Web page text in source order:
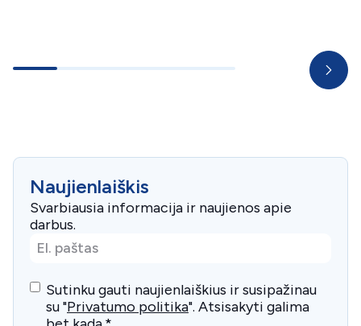
Naujienlaiškis
Svarbiausia informacija ir naujienos apie
darbus.
El.
paštas*
Consent*
Sutinku gauti naujienlaiškius ir susipažinau
su "Privatumo politika". Atsisakyti galima